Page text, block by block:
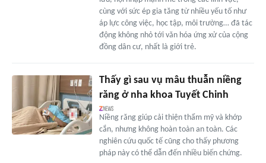
cùng với sức ép gia tăng từ nhiều yếu tố như
áp lực công việc, học tập, môi trường… đã tác
động không nhỏ tới văn hóa ứng xử của cộng
đồng dân cư, nhất là giới trẻ.
Thấy gì sau vụ mâu thuẫn niềng
răng ở nha khoa Tuyết Chinh
Niềng răng giúp cải thiện thẩm mỹ và khớp
cắn, nhưng không hoàn toàn an toàn. Các
nghiên cứu quốc tế cũng cho thấy phương
pháp này có thể dẫn đến nhiều biến chứng.